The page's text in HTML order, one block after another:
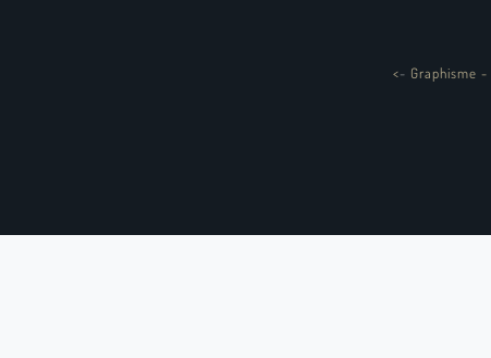
<- Graphisme -